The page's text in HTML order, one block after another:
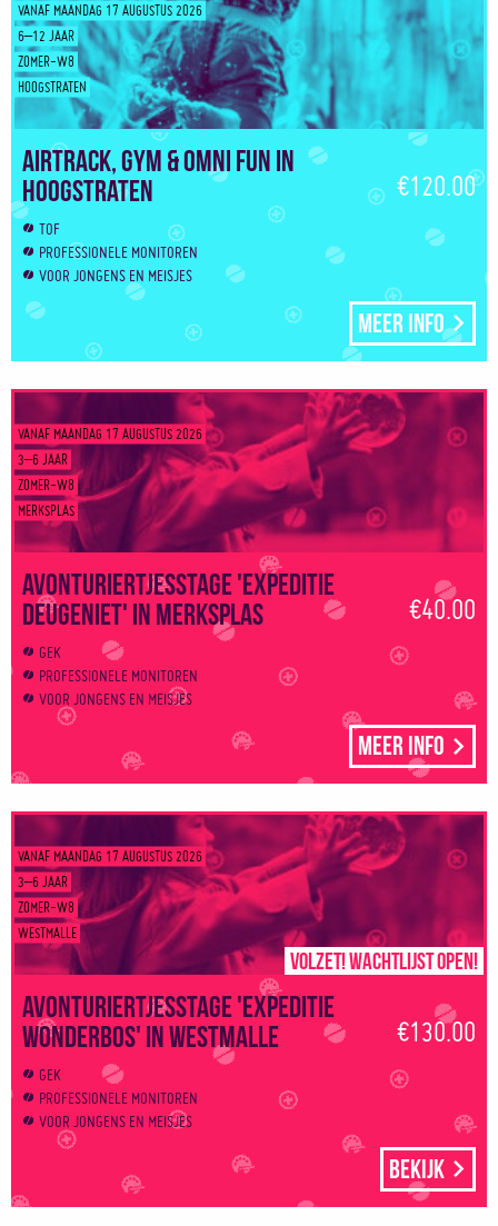
VANAF MAANDAG 17 AUGUSTUS 2026
6–12 JAAR
ZOMER-W8
HOOGSTRATEN
Airtrack, Gym & Omni Fun in
Hoogstraten
€120.00
TOF
PROFESSIONELE MONITOREN
VOOR JONGENS EN MEISJES
Meer info
VANAF MAANDAG 17 AUGUSTUS 2026
3–6 JAAR
ZOMER-W8
MERKSPLAS
Avonturiertjesstage 'Expeditie
Deugeniet' in Merksplas
€40.00
GEK
PROFESSIONELE MONITOREN
VOOR JONGENS EN MEISJES
Meer info
VANAF MAANDAG 17 AUGUSTUS 2026
3–6 JAAR
ZOMER-W8
WESTMALLE
Volzet! Wachtlijst open!
Avonturiertjesstage 'Expeditie
wonderbos' in Westmalle
€130.00
GEK
PROFESSIONELE MONITOREN
VOOR JONGENS EN MEISJES
Bekijk